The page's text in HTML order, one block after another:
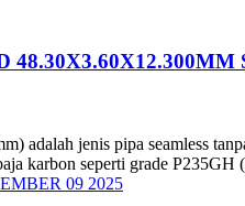
48.30X3.60X12.300MM
adalah jenis pipa seamless
karbon seperti grade